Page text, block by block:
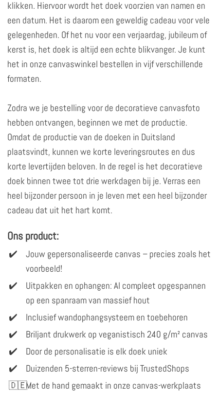
klikken. Hiervoor wordt het doek voorzien van namen en
een datum. Het is daarom een geweldig cadeau voor vele
gelegenheden. Of het nu voor een verjaardag, jubileum of
kerst is, het doek is altijd een echte blikvanger. Je kunt
het in onze canvaswinkel bestellen in vijf verschillende
formaten.
Zodra we je bestelling voor de decoratieve canvasfoto
hebben ontvangen, beginnen we met de productie.
Omdat de productie van de doeken in Duitsland
plaatsvindt, kunnen we korte leveringsroutes en dus
korte levertijden beloven. In de regel is het decoratieve
doek binnen twee tot drie werkdagen bij je. Verras een
heel bijzonder persoon in je leven met een heel bijzonder
cadeau dat uit het hart komt.
Ons product:
Jouw gepersonaliseerde canvas – precies zoals het
voorbeeld!
Uitpakken en ophangen: Al compleet opgespannen
op een spanraam van massief hout
Inclusief wandophangsysteem en toebehoren
Briljant drukwerk op veganistisch 240 g/m² canvas
Door de personalisatie is elk doek uniek
Duizenden 5-sterren-reviews bij TrustedShops
Met de hand gemaakt in onze canvas-werkplaats